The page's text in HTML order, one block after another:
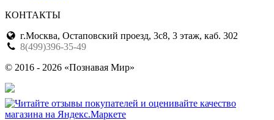
КОНТАКТЫ
г.Москва, Остаповский проезд, 3с8, 3 этаж, каб. 302
8(499)396-35-49
© 2016 - 2026 «Познавая Мир»